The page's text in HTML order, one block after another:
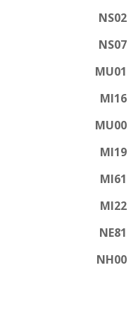
NS02
NS07
MU01
MI16
MU00
MI19
MI61
MI22
NE81
NH00